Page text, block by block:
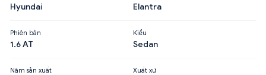
Hyundai Elantra
Phiên bản
1.6 AT
Kiểu
Sedan
Năm sản xuất Xuất xứ